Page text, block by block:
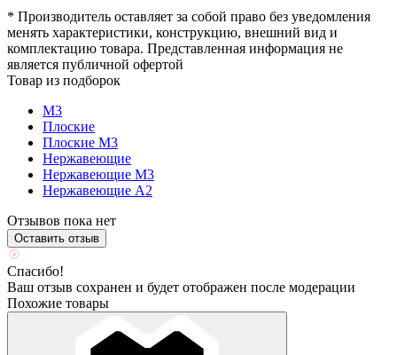
* Производитель оставляет за собой право без уведомления
менять характеристики, конструкцию, внешний вид и
комплектацию товара. Представленная информация не
является публичной офертой
Товар из подборок
М3
Плоские
Плоские М3
Нержавеющие
Нержавеющие М3
Нержавеющие А2
Отзывов пока нет
Оставить отзыв
Спасибо!
Ваш отзыв сохранен и будет отображен после модерации
Похожие товары